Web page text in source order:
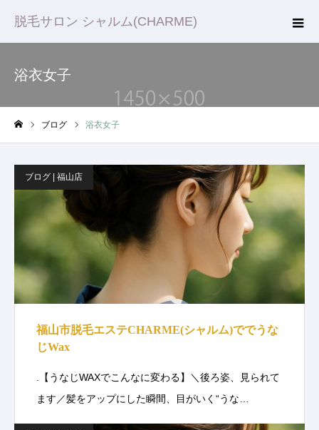
脱毛サロン シャルム(CHARME)
浴衣女子
ブログ 浴衣女子
ブログ | 福山店
福山市脱毛エステCHARME(シャルム)ででうな
じWax
.【うなじWAXでこんなに変わる】＼後ろ姿、見られて
ます／髪をアップにした瞬間、目がいく“うな…